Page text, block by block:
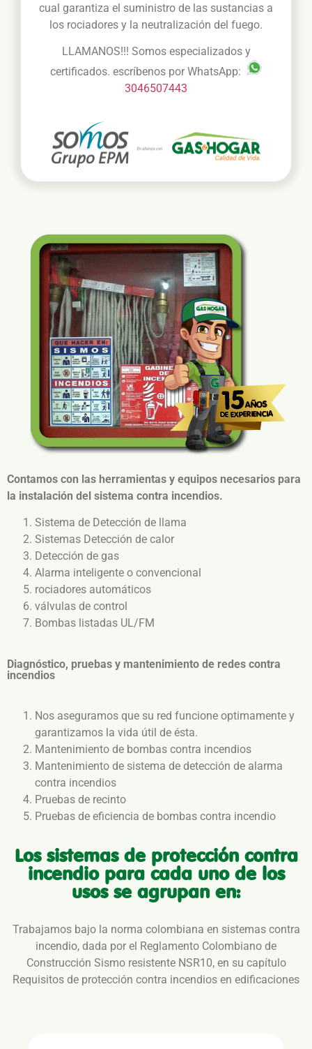
cual garantiza el suministro de las sustancias a
los rociadores y la neutralización del fuego.
LLAMANOS!!! Somos especializados y
certificados. escríbenos por WhatsApp:
3046507443
Contamos con las herramientas y equipos necesarios para
la instalación del sistema contra incendios.
Sistema de Detección de llama
Sistemas Detección de calor
Detección de gas
Alarma inteligente o convencional
rociadores automáticos
válvulas de control
Bombas listadas UL/FM
Diagnóstico, pruebas y mantenimiento de redes contra
incendios
Nos aseguramos que su red funcione optimamente y
garantizamos la vida útil de ésta.
Mantenimiento de bombas contra incendios
Mantenimiento de sistema de detección de alarma
contra incendios
Pruebas de recinto
Pruebas de eficiencia de bombas contra incendio
Los sistemas de protección contra
incendio para cada uno de los
usos se agrupan en:
Trabajamos bajo la norma colombiana en sistemas contra
incendio, dada por el Reglamento Colombiano de
Construcción Sismo resistente NSR10, en su capítulo
Requisitos de protección contra incendios en edificaciones